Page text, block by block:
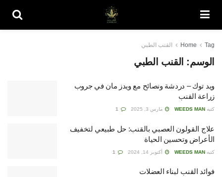
Home Tag القنب الطبي
الوسم: القنب الطبي
ويد توك – دردشة ونصائح مع ويدز مان في جروب
زراعة القنب
كتبه WEEDS MAN مارس 3, 2025
علاج القولون العصبي بالقنب: حل طبيعي لتخفيف
الأعراض وتحسين الحياة
كتبه WEEDS MAN أكتوبر 14, 2024
فوائد القنب لبناء العضلات